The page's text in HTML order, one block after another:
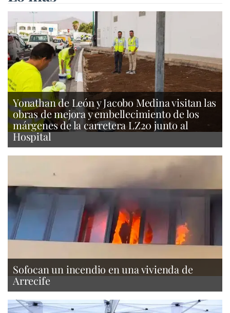
Yonathan de León y Jacobo Medina visitan las
obras de mejora y embellecimiento de los
márgenes de la carretera LZ20 junto al
Hospital
Sofocan un incendio en una vivienda de
Arrecife